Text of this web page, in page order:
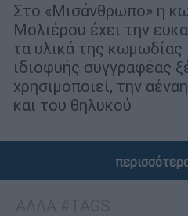
Στο «Μισάνθρωπο» η
Μολιέρου έχει την
τα υλικά της
ιδιοφυής συγγραφέας
χρησιμοποιεί, την
και του θηλυκού